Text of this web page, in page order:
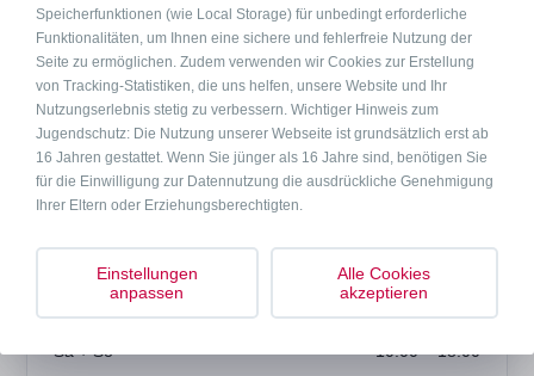
Anfrage per Telefon Anfrage per Mail
Preise
auf Anfrage
Bürozeiten
Mo – Fr
08:00 – 20:00
Sa + So
10:00 – 18:00
Speicherfunktionen (wie Local Storage) für unbedingt erforderliche
Funktionalitäten, um Ihnen eine sichere und fehlerfreie Nutzung der
Seite zu ermöglichen. Zudem verwenden wir Cookies zur Erstellung
von Tracking-Statistiken, die uns helfen, unsere Website und Ihr
Nutzungserlebnis stetig zu verbessern. Wichtiger Hinweis zum
Jugendschutz: Die Nutzung unserer Webseite ist grundsätzlich erst ab
16 Jahren gestattet. Wenn Sie jünger als 16 Jahre sind, benötigen Sie
für die Einwilligung zur Datennutzung die ausdrückliche Genehmigung
Ihrer Eltern oder Erziehungsberechtigten.
Einstellungen
anpassen
Alle Cookies
akzeptieren